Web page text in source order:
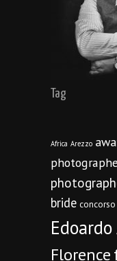
Tag
Africa Arezzo
bride concorso
Florence